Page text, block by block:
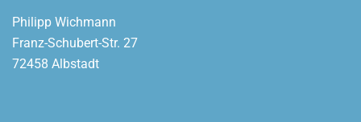
Philipp Wichmann
Franz-Schubert-Str. 27
72458 Albstadt